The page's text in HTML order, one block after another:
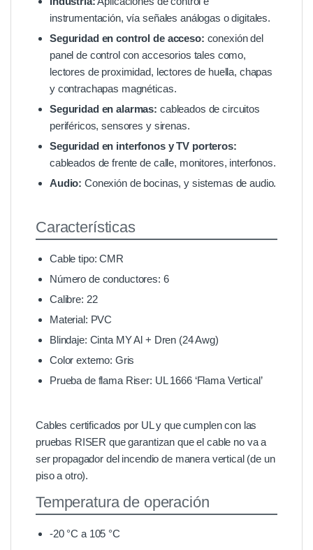
instrumentación, vía señales análogas o digitales.
Seguridad en control de acceso: conexión del
panel de control con accesorios tales como,
lectores de proximidad, lectores de huella, chapas
y contrachapas magnéticas.
Seguridad en alarmas: cableados de circuitos
periféricos, sensores y sirenas.
Seguridad en interfonos y TV porteros:
cableados de frente de calle, monitores, interfonos.
Audio: Conexión de bocinas, y sistemas de audio.
Características
Cable tipo: CMR
Número de conductores: 6
Calibre: 22
Material: PVC
Blindaje: Cinta MY Al + Dren (24 Awg)
Color externo: Gris
Prueba de flama Riser: UL 1666 ‘Flama Vertical’
Cables certificados por UL y que cumplen con las
pruebas RISER que garantizan que el cable no va a
ser propagador del incendio de manera vertical (de un
piso a otro).
Temperatura de operación
-20 °C a 105 °C